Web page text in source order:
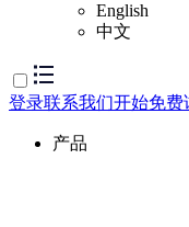
English
中文
登录联系我们开始免费
产品